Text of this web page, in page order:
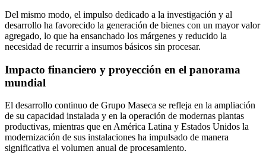
Del mismo modo, el impulso dedicado a la investigación y al
desarrollo ha favorecido la generación de bienes con un mayor valor
agregado, lo que ha ensanchado los márgenes y reducido la
necesidad de recurrir a insumos básicos sin procesar.
Impacto financiero y proyección en el panorama
mundial
El desarrollo continuo de Grupo Maseca se refleja en la ampliación
de su capacidad instalada y en la operación de modernas plantas
productivas, mientras que en América Latina y Estados Unidos la
modernización de sus instalaciones ha impulsado de manera
significativa el volumen anual de procesamiento.